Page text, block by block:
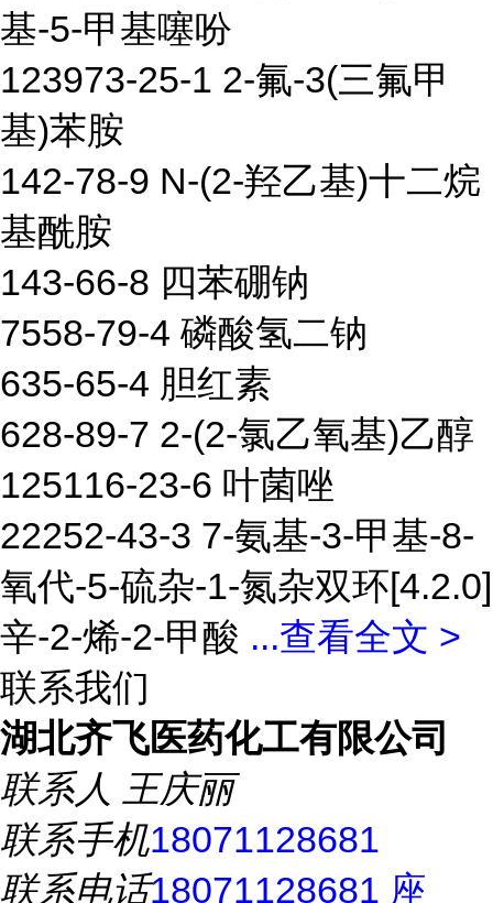
基-5-甲基噻吩
123973-25-1 2-氟-3(三氟甲
基)苯胺
142-78-9 N-(2-羟乙基)十二烷
基酰胺
143-66-8 四苯硼钠
7558-79-4 磷酸氢二钠
635-65-4 胆红素
628-89-7 2-(2-氯乙氧基)乙醇
125116-23-6 叶菌唑
22252-43-3 7-氨基-3-甲基-8-
氧代-5-硫杂-1-氮杂双环[4.2.0]
辛-2-烯-2-甲酸 ...查看全文 >
联系我们
湖北齐飞医药化工有限公司
联系人 王庆丽
联系手机18071128681
联系电话18071128681 座